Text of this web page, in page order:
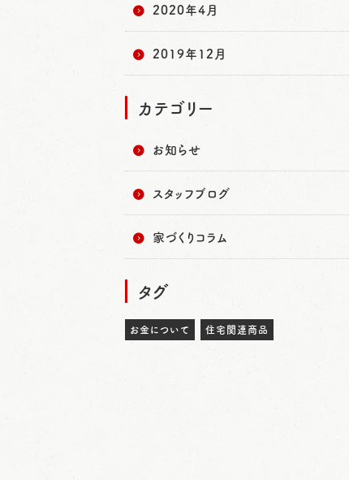
2020年4月
2019年12月
カテゴリー
お知らせ
スタッフブログ
家づくりコラム
タグ
お金について 住宅関連商品